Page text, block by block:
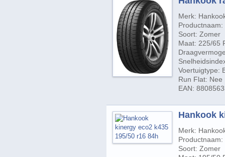
Merk:
Productnaam:
Soort: Zomer
Maat: 225/65
Voertuigtype:
Run Flat: Nee
EAN:
Hankook
Merk:
Soort: Zomer